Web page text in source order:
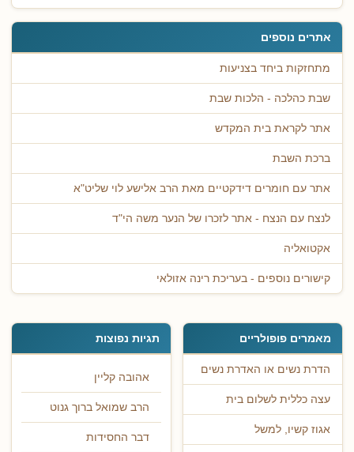
אתרים נוספים
מתחזקות ביחד בצניעות
שבת כהלכה - הלכות שבת
אתר לקראת בית המקדש
ברכת השבת
אתר עם חומרים דידקטיים מאת הרב אלישע לוי שליט"א
לנצח עם הנצח - אתר לזכרו של הנער משה הי"ד
אקטואליה
קישורים נוספים - בעריכת רינה אזולאי
מאמרים פופולריים
הדרת נשים או האדרת נשים
עצה כללית לשלום בית
אגוז קשיו, למשל
תגיות נפוצות
אהובה קליין
הרב שמואל ברוך גנוט
דבר החסידות